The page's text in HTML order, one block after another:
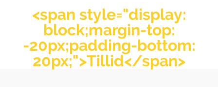
<span style="display:
block;margin-top:
-20px;padding-bottom:
20px;">Tillid</span>